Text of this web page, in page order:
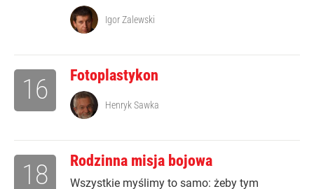
Igor Zalewski
Fotoplastykon
16 Henryk Sawka
Rodzinna misja bojowa
Wszystkie myślimy to samo: żeby tym
18